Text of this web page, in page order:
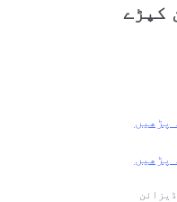
کپڑے
پڑھیں
پڑھیں